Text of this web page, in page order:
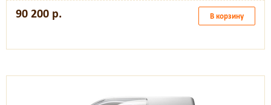
90 200 р. В корзину